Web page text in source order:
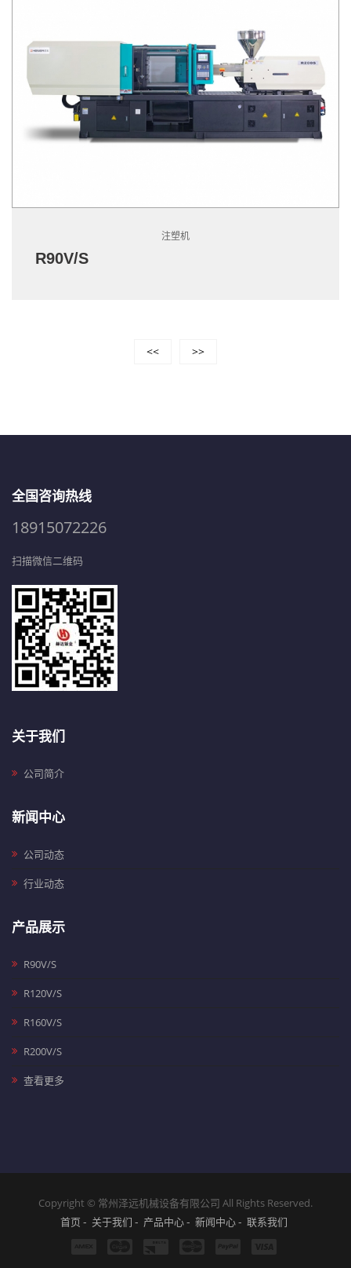
注塑机
R90V/S
<< >>
全国咨询热线
18915072226
扫描微信二维码
关于我们
公司简介
新闻中心
公司动态
行业动态
产品展示
R90V/S
R120V/S
R160V/S
R200V/S
查看更多
Copyright © 常州泽远机械设备有限公司 All Rights Reserved.
首页
关于我们 产品中心 新闻中心 联系我们